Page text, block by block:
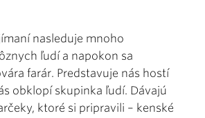
nasleduje mnoho
ľudí a napokon sa
farár. Predstavuje nás hostí
obklopí skupinka ľudí. Dávajú
ktoré si pripravili – kenské